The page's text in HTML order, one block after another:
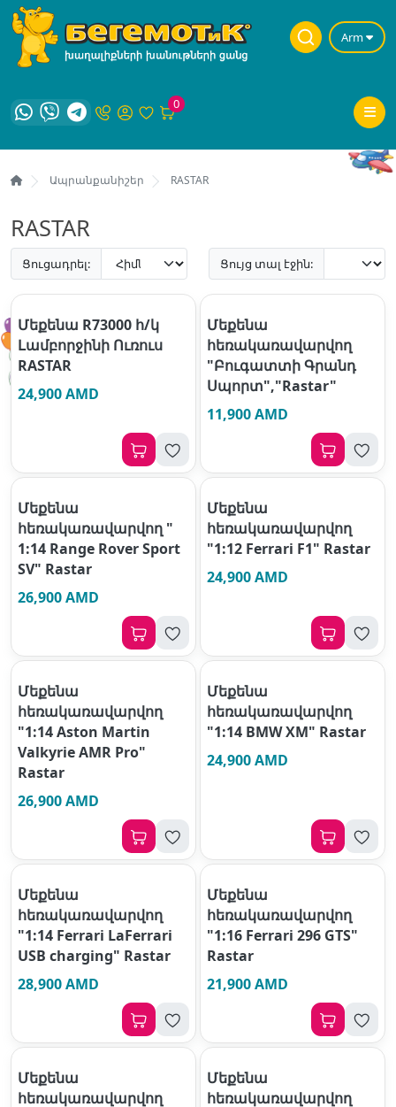
Arm
0
Ապրանքանիշեր RASTAR
RASTAR
Ցուցադրել: Ցույց տալ էջին:
Մեքենա R73000 հ/կ
Լամբորջինի Ուռուս
RASTAR
24,900 AMD
Մեքենա
հեռակառավարվող
"Բուգատտի Գրանդ
Սպորտ","Rastar"
11,900 AMD
Մեքենա
հեռակառավարվող "
1:14 Range Rover Sport
SV" Rastar
26,900 AMD
Մեքենա
հեռակառավարվող
"1:12 Ferrari F1" Rastar
24,900 AMD
Մեքենա
հեռակառավարվող
"1:14 Aston Martin
Valkyrie AMR Pro"
Rastar
26,900 AMD
Մեքենա
հեռակառավարվող
"1:14 BMW XM" Rastar
24,900 AMD
Մեքենա
հեռակառավարվող
"1:14 Ferrari LaFerrari
USB charging" Rastar
28,900 AMD
Մեքենա
հեռակառավարվող
"1:16 Ferrari 296 GTS"
Rastar
21,900 AMD
Մեքենա
հեռակառավարվող
Մեքենա
հեռակառավարվող